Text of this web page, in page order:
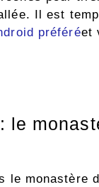
Il est
préféréet
le
le monastère